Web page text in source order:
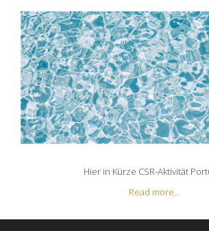
Hier in Kürze CSR-Aktivität
Read more..